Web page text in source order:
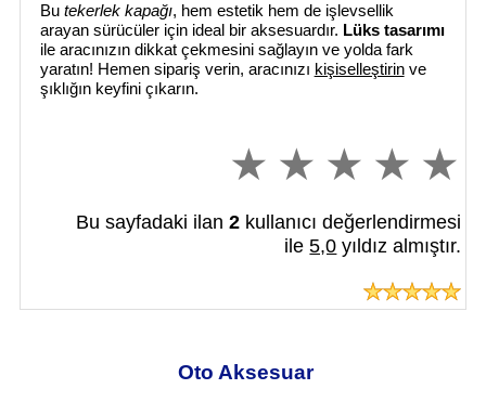
Bu tekerlek kapağı, hem estetik hem de işlevsellik
arayan sürücüler için ideal bir aksesuardır. Lüks tasarımı
ile aracınızın dikkat çekmesini sağlayın ve yolda fark
yaratın! Hemen sipariş verin, aracınızı kişiselleştirinve
şıklığın keyfini çıkarın.
Bu sayfadaki ilan2 kullanıcı değerlendirmesi
ile5,0 yıldız almıştır.
Oto Aksesuar